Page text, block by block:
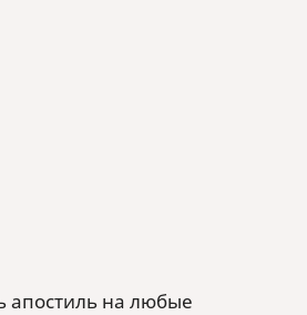
апостиль на любые